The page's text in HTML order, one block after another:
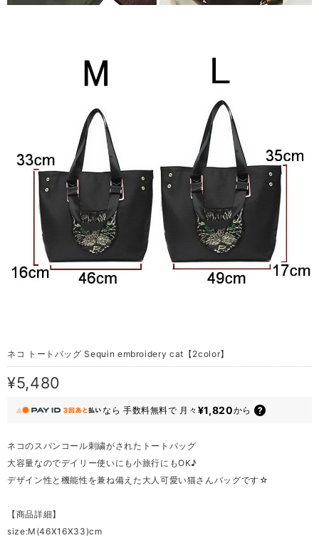
ネコ トートバッグ Sequin embroidery cat【2color】
¥5,480
なら 手数料無料で 月々 ¥1,820から
ネコのスパンコール刺繍がされたトートバッグ
大容量なのでデイリー使いにも小旅行にもOK♪
デザイン性と機能性を兼ね備えた大人可愛い猫さんバッグです☆
【商品詳細】
size:M(46X16X33)cm